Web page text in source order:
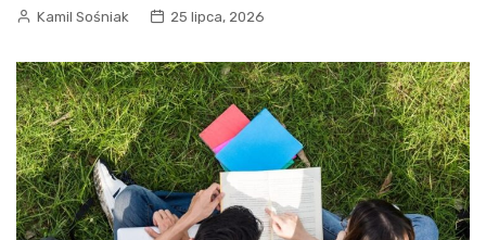
Kamil Sośniak 25 lipca, 2026